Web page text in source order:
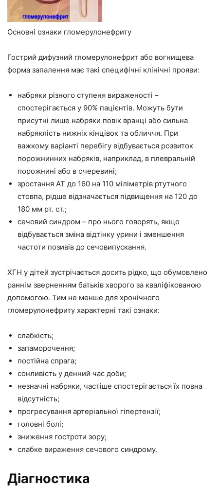
Основні ознаки гломерулонефриту
Гострий дифузний гломерулонефрит або вогнищева
форма запалення має такі специфічні клінічні прояви:
набряки різного ступеня вираженості –
спостерігається у 90% пацієнтів. Можуть бути
присутні лише набряки повік вранці або сильна
набряклість нижніх кінцівок та обличчя. При
важкому варіанті перебігу відбувається розвиток
порожнинних набряків, наприклад, в плевральній
порожнині або в очеревині;
зростання АТ до 160 на 110 міліметрів ртутного
стовпа, рідше відзначається підвищення на 120 до
180 мм рт. ст.;
сечовий синдром – про нього говорять, якщо
відбувається зміна відтінку урини і зменшення
частоти позивів до сечовипускання.
ХГН у дітей зустрічається досить рідко, що обумовлено
раннім зверненням батьків хворого за кваліфікованою
допомогою. Тим не менше для хронічного
гломерулонефриту характерні такі ознаки:
слабкість;
запаморочення;
постійна спрага;
сонливість у денний час доби;
незначні набряки, частіше спостерігається їх повна
відсутність;
прогресування артеріальної гіпертензії;
головні болі;
зниження гостроти зору;
слабке вираження сечового синдрому.
Діагностика